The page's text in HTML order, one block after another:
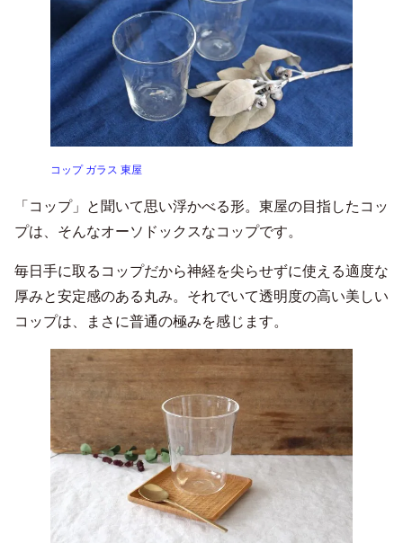
コップ ガラス 東屋
「コップ」と聞いて思い浮かべる形。東屋の目指したコッ
プは、そんなオーソドックスなコップです。
毎日手に取るコップだから神経を尖らせずに使える適度な
厚みと安定感のある丸み。それでいて透明度の高い美しい
コップは、まさに普通の極みを感じます。